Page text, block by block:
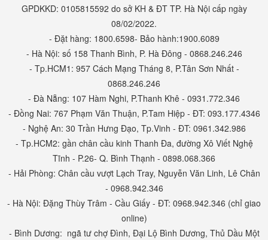
GPDKKD: 0105815592 do sở KH & ĐT TP. Hà Nội cấp ngày
08/02/2022.
- Đặt hàng: 1800.6598- Bảo hành:1900.6089
- Hà Nội: số 158 Thanh Bình, P. Hà Đông - 0868.246.246
- Tp.HCM1: 957 Cách Mạng Tháng 8, P.Tân Sơn Nhất -
0868.246.246
- Đà Nẵng: 107 Hàm Nghi, P.Thanh Khê - 0931.772.346
- Đồng Nai: 767 Phạm Văn Thuận, P.Tam Hiệp - ĐT: 093.177.4346
- Nghệ An: 30 Trần Hưng Đạo, Tp.Vinh - ĐT: 0961.342.986
- Tp.HCM2: gần chân cầu kinh Thanh Đa, đường Xô Viết Nghệ
Tĩnh - P.26- Q. Bình Thạnh - 0898.068.366
- Hải Phòng: Chân cầu vượt Lạch Tray, Nguyễn Văn Linh, Lê Chân
- 0968.942.346
- Hà Nội: Đặng Thùy Trâm - Cầu Giấy - ĐT: 0968.942.346 (chỉ giao
online)
- Bình Dương: ngã tư chợ Đình, Đại Lộ Bình Dương, Thủ Dầu Một